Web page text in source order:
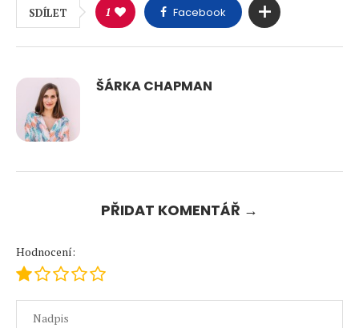
SDÍLET 1 Facebook
ŠÁRKA CHAPMAN
PŘIDAT KOMENTÁŘ →
Hodnocení: